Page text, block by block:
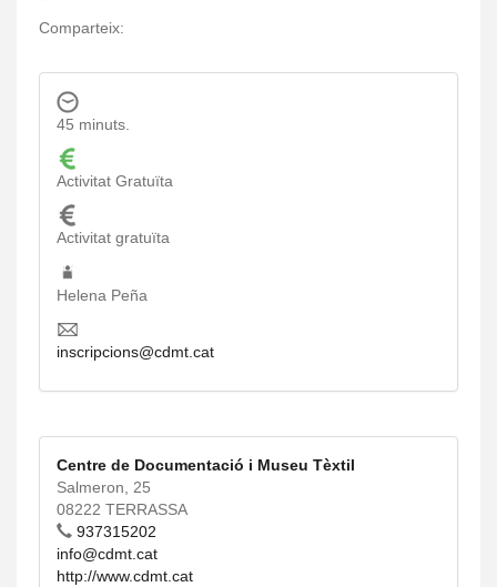
Comparteix:
45 minuts.
Activitat Gratuïta
Activitat gratuïta
Helena Peña
inscripcions@cdmt.cat
Centre de Documentació i Museu Tèxtil
Salmeron, 25
08222 TERRASSA
937315202
info@cdmt.cat
http://www.cdmt.cat